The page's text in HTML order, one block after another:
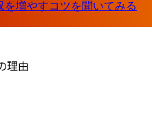
理由